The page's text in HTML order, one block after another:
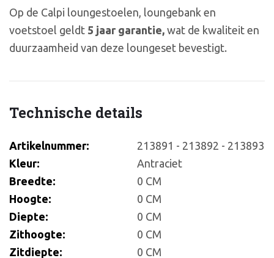
Op de Calpi loungestoelen, loungebank en
voetstoel geldt 5 jaar garantie, wat de kwaliteit en
duurzaamheid van deze loungeset bevestigt.
Technische details
Artikelnummer:
213891 - 213892 - 213893
Kleur:
Antraciet
Breedte:
0 CM
Hoogte:
0 CM
Diepte:
0 CM
Zithoogte:
0 CM
Zitdiepte:
0 CM